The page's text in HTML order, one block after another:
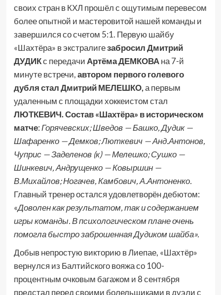
своих стран в КХЛ прошёл с ощутимым перевесом
более опытной и мастеровитой нашей команды и
завершился со счетом 5:1. Первую шайбу
«Шахтёра» в экстралигезабросил Дмитрий
ДУДИКс передачи Артёма ДЕМКОВАна 7-й
минуте встречи,автором первого голевого
дубля стал Дмитрий МЕЛЕШКО,а первым
удаленным с площадки хоккеистом стал
ЛЮТКЕВИЧ.Состав «Шахтёра» в историческом
матче:Горячевских; Шведов — Башко, Дудик —
Шафаренко — Демков; Люткевич — Анд.Антонов,
Чуприс — Заделенов (к) — Мелешко; Сушко —
Шинкевич, Андрущенко — Ковыршин —
В.Михайлов; Ногачев, Камбович, А.Антоненко.
Главный тренер остался удовлетворён дебютом:
«Доволен как результатом, так и содержанием
игры команды. В психологическом плане очень
помогла быстро заброшенная Дудиком шайба».
Добыв непростую викторию в Лиепае, «Шахтёр»
вернулся из Балтийского вояжа со 100-
процентным очковым багажом и 8 сентября
предстал перед своими болельщиками в дуэли с